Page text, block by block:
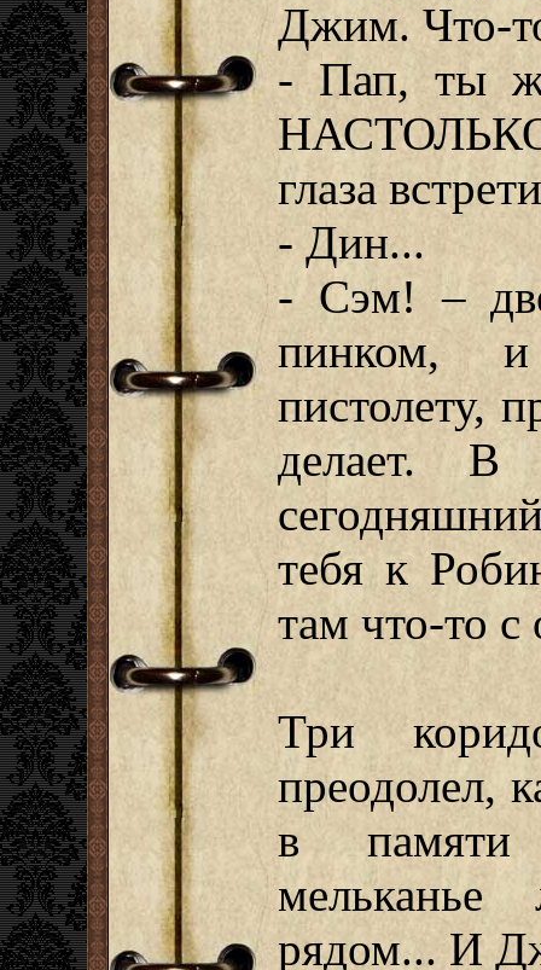
Джим. Что-
- Пап, ты
глаза
- Дин...
- Сэм! –
пинком,
пистолету,
делает. В
тебя к
там что-то
Три
преодолел,
в памяти
рядом... И